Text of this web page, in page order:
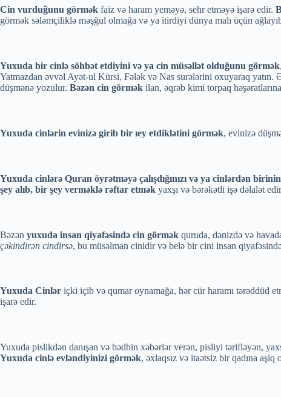
Cin vurduğunu görmək faiz və haram yeməyə, sehr etməyə işarə edir.
görmək sələmçiliklə məşğul olmağa və ya itirdiyi dünya malı üçün
Yuxuda bir cinlə söhbət etdiyini və ya cin müsəllət olduğunu görmək
Yatmazdan əvvəl Ayət-ul Kürsi, Fələk və Nas surələrini oxuyaraq yatın.
düşmənə yozulur. Bəzən cin görmək ilan, əqrəb kimi torpaq
Yuxuda cinlərin evinizə girib bir ıey etdiklətini görmək, evinizə
Yuxuda cinlərə Quran öyrətməyə çalışdığınızı və ya cinlərdən
şey alıb, bir şey verməklə rəftar etmək yaxşı və bərəkətli işə dəlalət
Bəzən yuxuda insan qiyafəsində cin görmək quruda, dənizdə və
çəkindirən cindirsə, bu müsəlman cinidir və belə bir cini insan
Yuxuda Cinlər içki içib və qumar oynamağa, hər cür haramı tərəddüd
işarə edir.
Yuxuda pislikdən danışan və bədbin xəbərlər verən, pisliyi tərifləyən,
Yuxuda cinlə evləndiyinizi görmək, əxlaqsız və itaətsiz bir qadına aşiq